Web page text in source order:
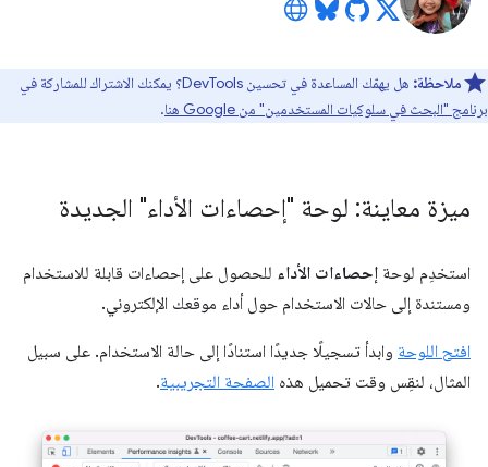
ملاحظة: هل يهمّك المساعدة في تحسين DevTools؟ يمكنك الاشتراك للمشاركة في
برنامج "البحث في سلوكيات المستخدمين" من Google هنا
.
ميزة معاينة: لوحة "إحصاءات الأداء" الجديدة
استخدِم لوحة إحصاءات الأداء للحصول على إحصاءات قابلة للاستخدام
ومستندة إلى حالات الاستخدام حول أداء موقعك الإلكتروني.
افتح اللوحة وابدأ تسجيلًا جديدًا استنادًا إلى حالة الاستخدام. على سبيل
المثال، لنقِس وقت تحميل هذه الصفحة التجريبية.